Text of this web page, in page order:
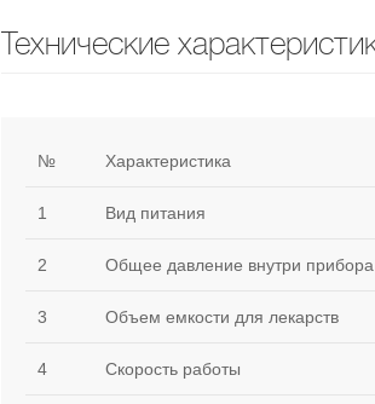
Технические
№ Характеристика
1 Вид питания
2 Общее давление внутри прибора
3 Объем емкости для лекарств
4 Скорость работы